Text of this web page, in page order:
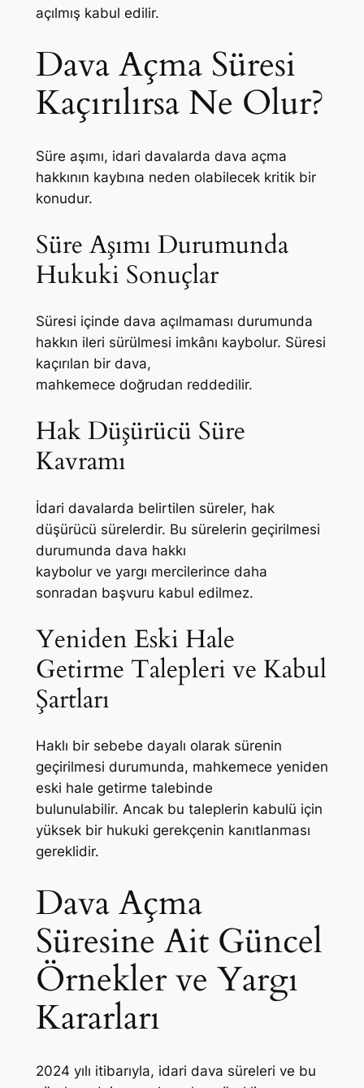
açılmış kabul edilir.
Dava Açma Süresi
Kaçırılırsa Ne Olur?
Süre aşımı, idari davalarda dava açma
hakkının kaybına neden olabilecek kritik bir
konudur.
Süre Aşımı Durumunda
Hukuki Sonuçlar
Süresi içinde dava açılmaması durumunda
hakkın ileri sürülmesi imkânı kaybolur. Süresi
kaçırılan bir dava,
mahkemece doğrudan reddedilir.
Hak Düşürücü Süre
Kavramı
İdari davalarda belirtilen süreler, hak
düşürücü sürelerdir. Bu sürelerin geçirilmesi
durumunda dava hakkı
kaybolur ve yargı mercilerince daha
sonradan başvuru kabul edilmez.
Yeniden Eski Hale
Getirme Talepleri ve Kabul
Şartları
Haklı bir sebebe dayalı olarak sürenin
geçirilmesi durumunda, mahkemece yeniden
eski hale getirme talebinde
bulunulabilir. Ancak bu taleplerin kabulü için
yüksek bir hukuki gerekçenin kanıtlanması
gereklidir.
Dava Açma
Süresine Ait Güncel
Örnekler ve Yargı
Kararları
2024 yılı itibarıyla, idari dava süreleri ve bu